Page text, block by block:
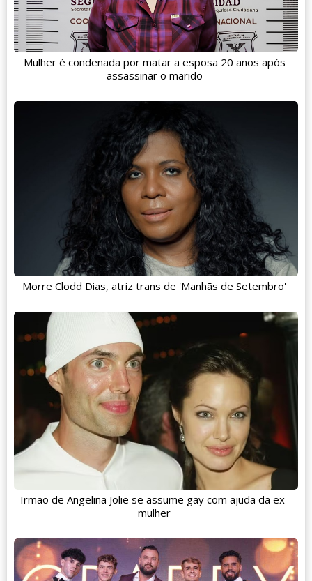
Mulher é condenada por matar a esposa 20 anos após
assassinar o marido
Morre Clodd Dias, atriz trans de 'Manhãs de Setembro'
Irmão de Angelina Jolie se assume gay com ajuda da ex-
mulher